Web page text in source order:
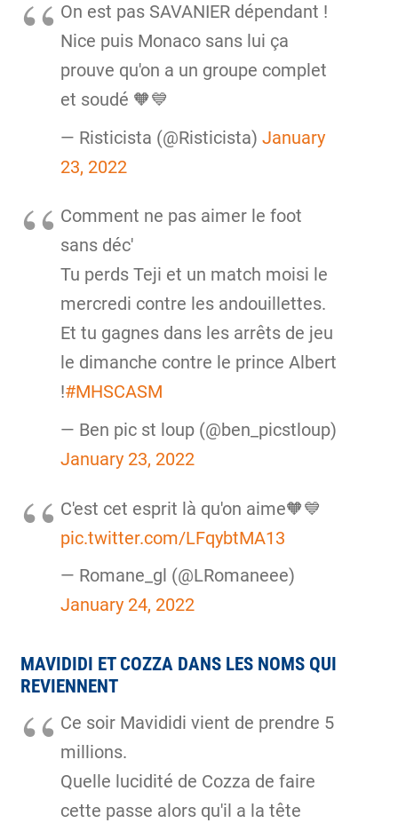
On est pas SAVANIER dépendant !
Nice puis Monaco sans lui ça
prouve qu'on a un groupe complet
et soudé 🧡💙
— Risticista (@Risticista) January
23, 2022
Comment ne pas aimer le foot
sans déc'
Tu perds Teji et un match moisi le
mercredi contre les andouillettes.
Et tu gagnes dans les arrêts de jeu
le dimanche contre le prince Albert
!#MHSCASM
— Ben pic st loup (@ben_picstloup)
January 23, 2022
C'est cet esprit là qu'on aime🧡💙
pic.twitter.com/LFqybtMA13
— Romane_gl (@LRomaneee)
January 24, 2022
MAVIDIDI ET COZZA DANS LES NOMS QUI
REVIENNENT
Ce soir Mavididi vient de prendre 5
millions.
Quelle lucidité de Cozza de faire
cette passe alors qu'il a la tête